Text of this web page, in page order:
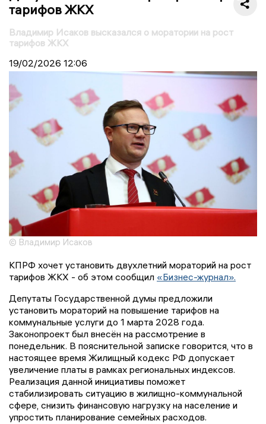
тарифов ЖКХ
Владимир Исаков высказался о моратории на рост
тарифов ЖКХ
19/02/2026 12:06
© Владимир Исаков
КПРФ хочет установить двухлетний мораторий на рост
тарифов ЖКХ - об этом сообщил «Бизнес-журнал».
Депутаты Государственной думы предложили
установить мораторий на повышение тарифов на
коммунальные услуги до 1 марта 2028 года.
Законопроект был внесён на рассмотрение в
понедельник. В пояснительной записке говорится, что в
настоящее время Жилищный кодекс РФ допускает
увеличение платы в рамках региональных индексов.
Реализация данной инициативы поможет
стабилизировать ситуацию в жилищно-коммунальной
сфере, снизить финансовую нагрузку на население и
упростить планирование семейных расходов.